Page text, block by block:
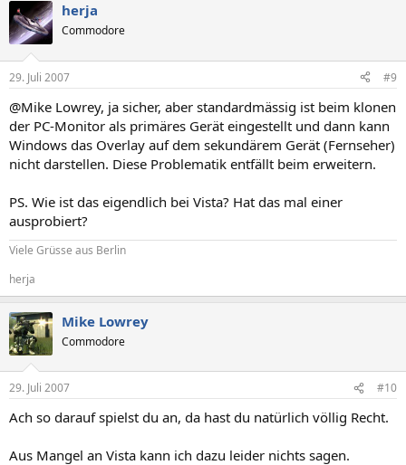
herja
Commodore
29. Juli 2007 #9
@Mike Lowrey, ja sicher, aber standardmässig ist beim klonen
der PC-Monitor als primäres Gerät eingestellt und dann kann
Windows das Overlay auf dem sekundärem Gerät (Fernseher)
nicht darstellen. Diese Problematik entfällt beim erweitern.
PS. Wie ist das eigendlich bei Vista? Hat das mal einer
ausprobiert?
Viele Grüsse aus Berlin
herja
Mike Lowrey
Commodore
29. Juli 2007 #10
Ach so darauf spielst du an, da hast du natürlich völlig Recht.
Aus Mangel an Vista kann ich dazu leider nichts sagen.